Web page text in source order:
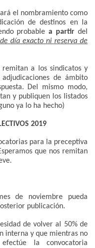
el nombramiento como
de destinos en la
probablea partir del
día exacto ni reserva de
a los sindicatos y
de ámbito
Del mismo modo,
y publiquen los listados
ya lo ha hecho)
2019
para la preceptiva
que nos remitan
de noviembre pueda
publicación.
de volver al 50% de
interna y que mientras no
la convocatoria